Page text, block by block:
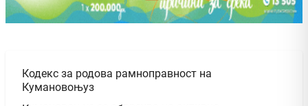
Кодекс за родова рамноправност на
Кумановоњуз